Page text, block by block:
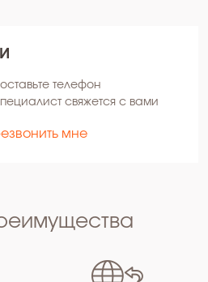
телефон
свяжется с вами
мне